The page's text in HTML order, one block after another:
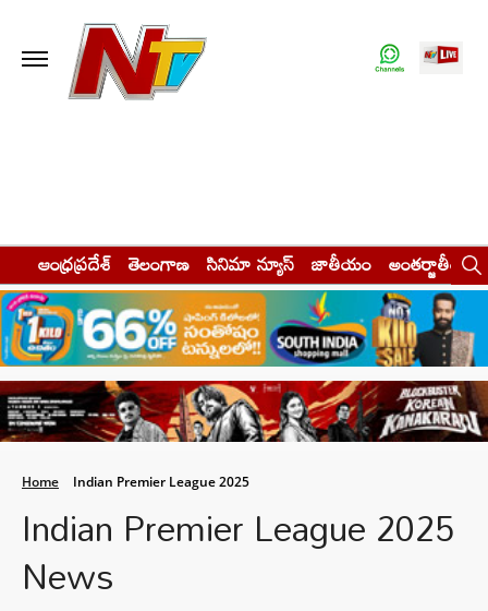
ఆంధ్రప్రదేశ్ తెలంగాణ సినిమా న్యూస్ జాతీయం అంతర్జాతీయం
Home Indian Premier League 2025
Indian Premier League 2025
News